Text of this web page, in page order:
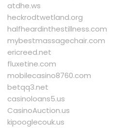
atdhe.ws
heckrodtwetland.org
halfheardinthestillness.com
mybestmassagechair.com
ericreed.net
fluxetine.com
mobilecasino8760.com
betqq3.net
casinoloans5.us
CasinoAuction.us
kipooglecouk.us